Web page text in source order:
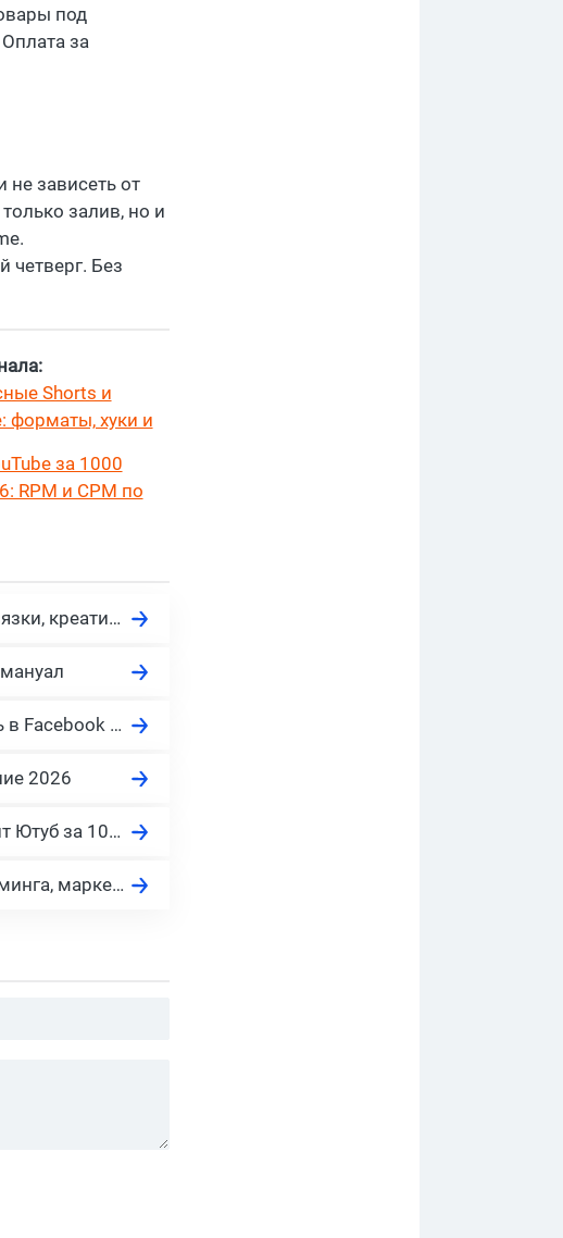
под
за
не зависеть от
залив, но и
четверг. Без
Shorts и
форматы, хуки и
за 1000
RPM и CPM по
Как лить трафик на гемблинг через Фейсбук? Кейсы, связки, креативы
10 скрытых фишек Facebook Ad Library. Как посмотреть в Facebook рекламу конкурентов?
2026
Заработок на партнерке YouTube в 2026: сколько платит Ютуб за 1000 просмотров?
15+ рейтинг антидетект браузеров для арбитража, фарминга, маркетинга, door, SEO, PBN и обхода блокировок в 2026